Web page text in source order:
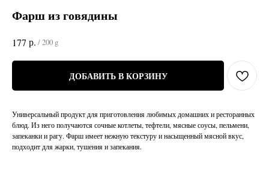
Фарш из говядины
177 р. /200 g
ДОБАВИТЬ В КОРЗИНУ
Универсальный продукт для приготовления любимых домашних и ресторанных
блюд. Из него получаются сочные котлеты, тефтели, мясные соусы, пельмени,
запеканки и рагу. Фарш имеет нежную текстуру и насыщенный мясной вкус,
подходит для жарки, тушения и запекания.